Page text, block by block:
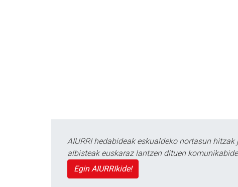
AIURRI hedabideak eskualdeko nortasun
albisteak euskaraz lantzen dituen
Egin AIURRIkide!